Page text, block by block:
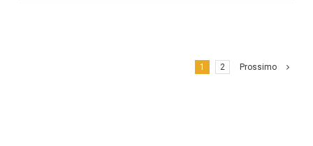
1 2 Prossimo